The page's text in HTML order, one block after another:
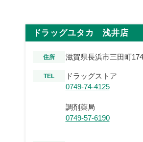
ドラッグユタカ 浅井店
住所 滋賀県長浜市三田町
TEL
ドラッグストア
0749-74-4125
調剤薬局
0749-57-6190